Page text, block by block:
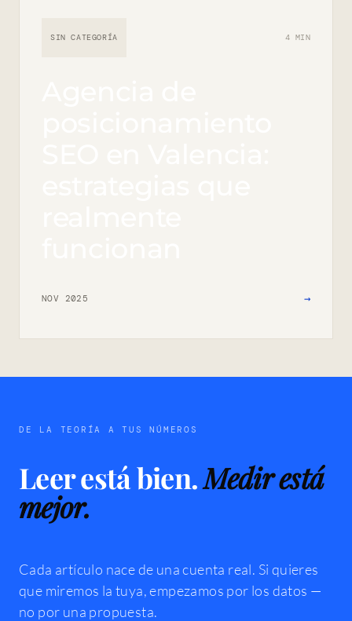
SIN CATEGORÍA 4 MIN
NOV 2025 →
DE LA TEORÍA A TUS NÚMEROS
Leer está bien.Medir está
mejor.
Cada artículo nace de una cuenta real. Si quieres
que miremos la tuya, empezamos por los datos —
no por una propuesta.